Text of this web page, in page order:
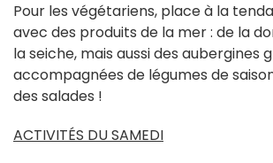
Pour les végétariens, place à la
avec des produits de la mer : de la
la seiche, mais aussi des aubergines
accompagnées de légumes de
des salades !
ACTIVITÉS DU SAMEDI